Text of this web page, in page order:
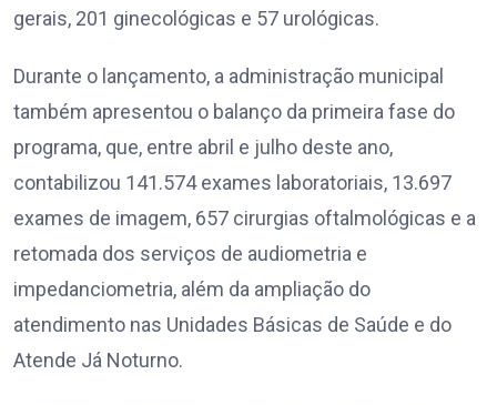
gerais, 201 ginecológicas e 57 urológicas.
Durante o lançamento, a administração municipal
também apresentou o balanço da primeira fase do
programa, que, entre abril e julho deste ano,
contabilizou 141.574 exames laboratoriais, 13.697
exames de imagem, 657 cirurgias oftalmológicas e a
retomada dos serviços de audiometria e
impedanciometria, além da ampliação do
atendimento nas Unidades Básicas de Saúde e do
Atende Já Noturno.